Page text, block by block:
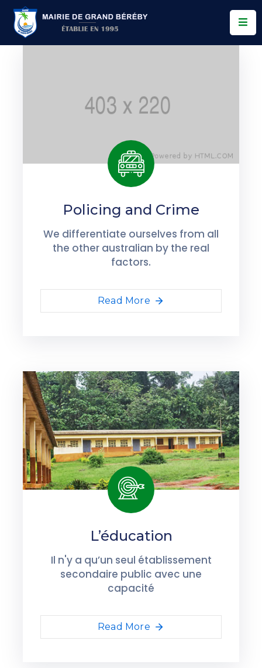
Policing and Crime
We differentiate ourselves from all
the other australian by the real
factors.
Read More
L’éducation
Il n'y a qu’un seul établissement
secondaire public avec une
capacité
Read More